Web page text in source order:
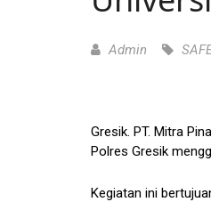
Admin
Gresik. PT. Mitra
Polres Gresik
Kegiatan ini